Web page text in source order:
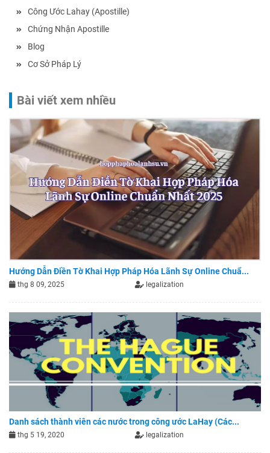
Công Ước Lahay (Apostille)
Chứng Nhận Apostille
Blog
Cơ Sở Pháp Lý
Bài viết xem nhiều
Hướng Dẫn Điền Tờ Khai Hợp Pháp Hóa Lãnh Sự Online Chuẩ...
thg 8 09, 2025 legalization
Danh sách thành viên các nước trong công ước LaHay (Các...
thg 5 19, 2020 legalization